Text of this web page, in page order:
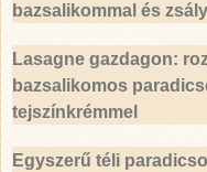
bazsalikommal és
Lasagne gazdagon:
bazsalikomos
tejszínkrémmel
Egyszerű téli